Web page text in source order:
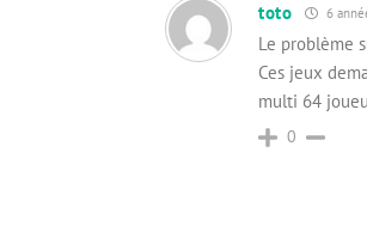
toto 6
Le problème
Ces jeux
multi 64
0